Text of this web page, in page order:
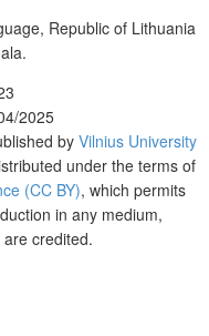
Republic of Lithuania
2025
by Vilnius University
under the terms of
(CC BY), which permits
in any medium,
credited.